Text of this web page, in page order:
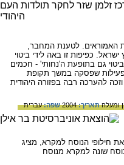
האמוראים. לטענת המחבר,
כפיפות זו באה לידי ביטוי
גם בתופעת ה'נחותי' - חכמים
פעילות שפסקה במשך תקופת
להערכה רבה בפזורה היהודית
ומעלהתאריך:2004 שפה:עברית
חילופי הנוסח למקרא, מציג
שונה למקרא מנוסח